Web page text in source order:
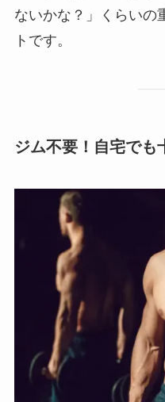
ないかな？」くらいの
トです。
ジム不要！自宅でも